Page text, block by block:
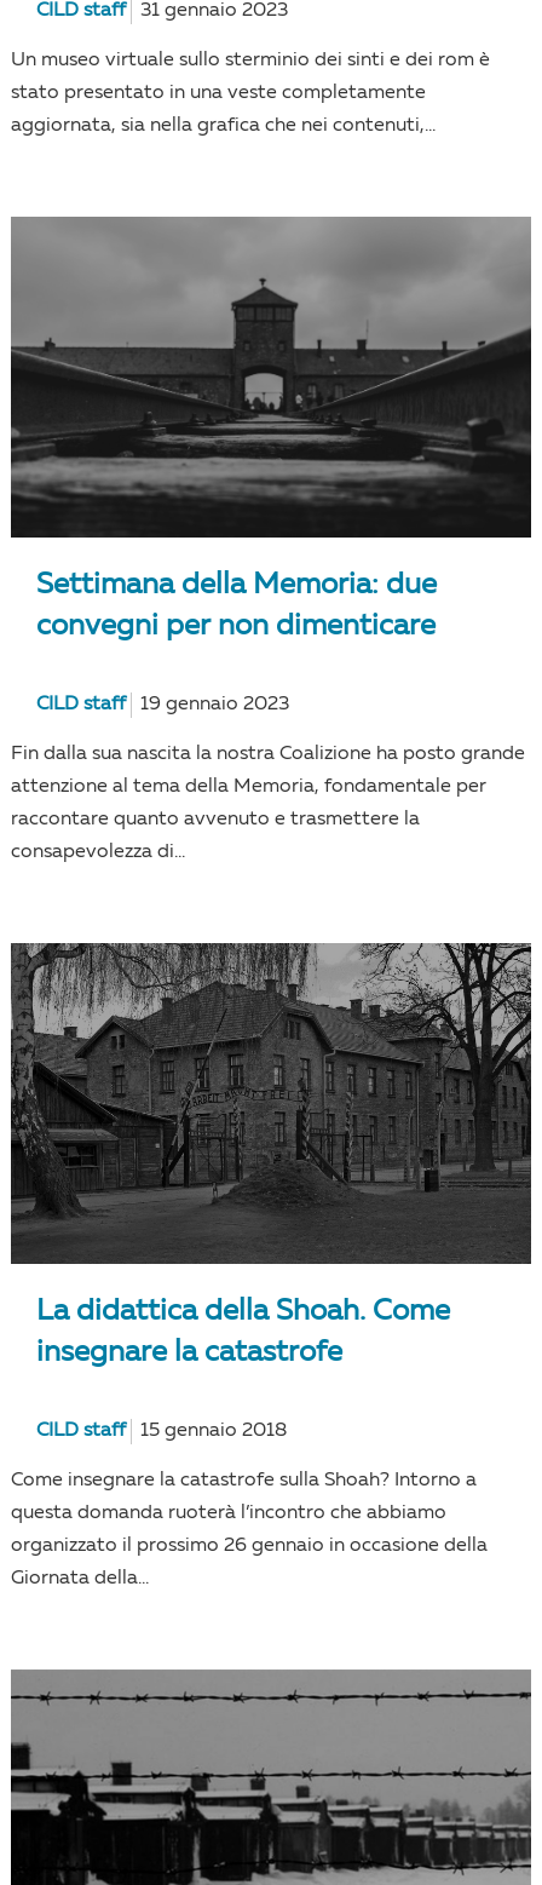
CILD staff 31 gennaio 2023
Un museo virtuale sullo sterminio dei sinti e dei rom è
stato presentato in una veste completamente
aggiornata, sia nella grafica che nei contenuti,...
Settimana della Memoria: due
convegni per non dimenticare
CILD staff 19 gennaio 2023
Fin dalla sua nascita la nostra Coalizione ha posto grande
attenzione al tema della Memoria, fondamentale per
raccontare quanto avvenuto e trasmettere la
consapevolezza di...
La didattica della Shoah. Come
insegnare la catastrofe
CILD staff 15 gennaio 2018
Come insegnare la catastrofe sulla Shoah? Intorno a
questa domanda ruoterà l’incontro che abbiamo
organizzato il prossimo 26 gennaio in occasione della
Giornata della...